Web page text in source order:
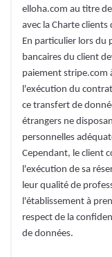
elloha.com au titre
avec la Charte
En particulier lors du
bancaires du client
paiement stripe.com
l'exécution du
ce transfert de
étrangers ne
personnelles
Cependant, le client
l'exécution de sa
leur qualité de
l'établissement à
respect de la
de données.